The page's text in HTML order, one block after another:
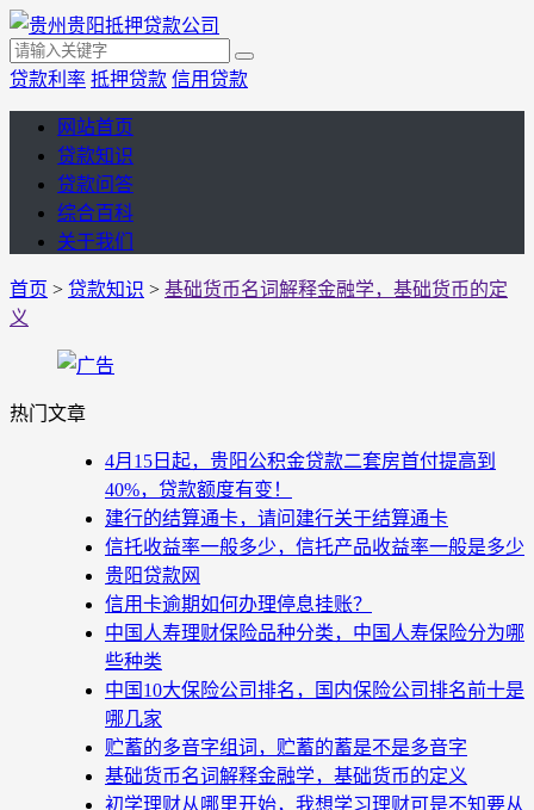
贷款利率 抵押贷款 信用贷款
网站首页
贷款知识
贷款问答
综合百科
关于我们
首页 > 贷款知识 > 基础货币名词解释金融学，基础货币的定
义
热门文章
4月15日起，贵阳公积金贷款二套房首付提高到
40%，贷款额度有变！
建行的结算通卡，请问建行关于结算通卡
信托收益率一般多少，信托产品收益率一般是多少
贵阳贷款网
信用卡逾期如何办理停息挂账？
中国人寿理财保险品种分类，中国人寿保险分为哪
些种类
中国10大保险公司排名，国内保险公司排名前十是
哪几家
贮蓄的多音字组词，贮蓄的蓄是不是多音字
基础货币名词解释金融学，基础货币的定义
初学理财从哪里开始，我想学习理财可是不知要从